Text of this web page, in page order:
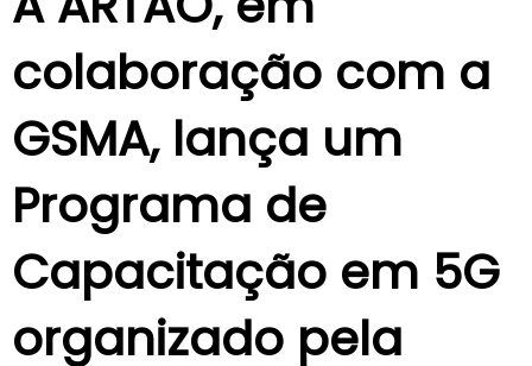
colaboração com a
GSMA, lança um
Programa de
Capacitação em 5G
organizado pela